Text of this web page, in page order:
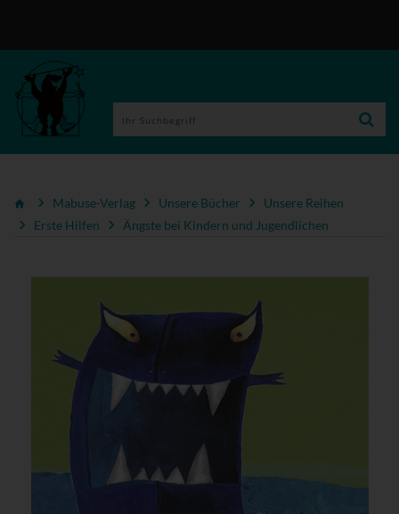
Mabuse-Verlag Unsere Bücher
Unsere Reihen
Erste Hilfen
Ängste bei Kindern und Jugendlichen